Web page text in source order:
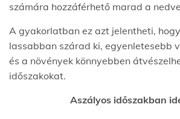
számára hozzáférhető marad a
A gyakorlatban ez azt jelentheti,
lassabban szárad ki, egyenletesebb
és a növények könnyebben
időszakokat.
Aszályos időszakban